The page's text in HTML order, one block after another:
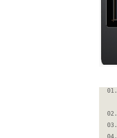
01.
02.
03.
04.